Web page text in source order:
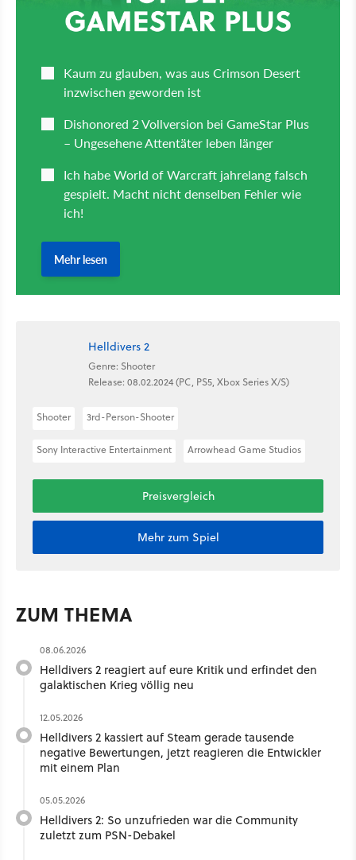
Helldivers 2
Genre: Shooter
Release: 08.02.2024 (PC, PS5, Xbox Series X/S)
Shooter 3rd-Person-Shooter
Sony Interactive Entertainment Arrowhead Game Studios
Preisvergleich
Mehr zum Spiel
ZUM THEMA
08.06.2026
Helldivers 2 reagiert auf eure Kritik und erfindet den
galaktischen Krieg völlig neu
12.05.2026
Helldivers 2 kassiert auf Steam gerade tausende
negative Bewertungen, jetzt reagieren die Entwickler
mit einem Plan
05.05.2026
Helldivers 2: So unzufrieden war die Community
zuletzt zum PSN-Debakel